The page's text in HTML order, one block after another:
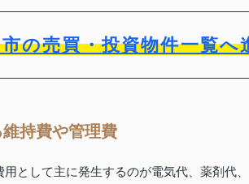
の売買・投資物件一覧へ
持費や管理費
として主に発生するのが電気代、薬剤代